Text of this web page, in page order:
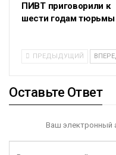
ПИВТ приговорили к
шести годам тюрьмы
ПРЕДЫДУЩИЙ
Оставьте Ответ
Ваш электронный